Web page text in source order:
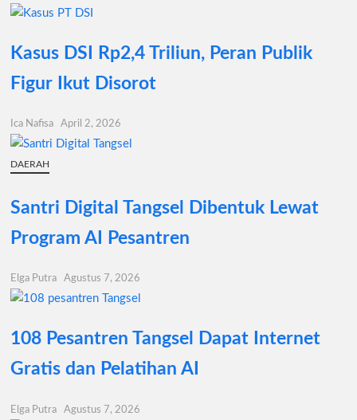
Kasus DSI Rp2,4 Triliun, Peran Publik
Figur Ikut Disorot
Ica Nafisa April 2, 2026
DAERAH
Santri Digital Tangsel Dibentuk Lewat
Program AI Pesantren
Elga Putra Agustus 7, 2026
108 Pesantren Tangsel Dapat Internet
Gratis dan Pelatihan AI
Elga Putra Agustus 7, 2026